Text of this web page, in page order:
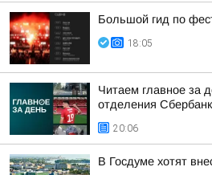
Большой гид по
18:05
Читаем главное за
отделения
20:06
В Госдуме хотят